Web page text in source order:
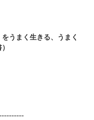
をうまく生きる、うまく